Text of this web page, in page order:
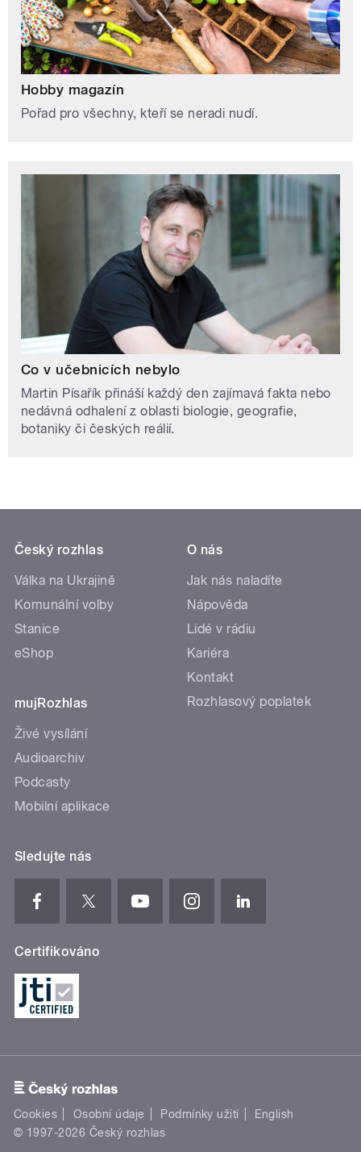
Hobby magazín
Pořad pro všechny, kteří se neradi nudí.
Co v učebnicích nebylo
Martin Písařík přináší každý den zajímavá fakta nebo
nedávná odhalení z oblasti biologie, geografie,
botaniky či českých reálií.
Český rozhlas
Válka na Ukrajině
Komunální volby
Stanice
eShop
mujRozhlas
Živé vysílání
Audioarchiv
Podcasty
Mobilní aplikace
O nás
Jak nás naladíte
Nápověda
Lidé v rádiu
Kariéra
Kontakt
Rozhlasový poplatek
Sledujte nás
Certifikováno
Cookies Osobní údaje Podmínky užití
English
© 1997-2026 Český rozhlas